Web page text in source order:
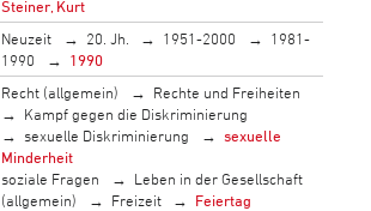
Steiner, Kurt
Neuzeit 20. Jh. 1951-2000
1981-
1990
1990
Recht (allgemein)
Rechte und Freiheiten
Kampf gegen die Diskriminierung
sexuelle Diskriminierung
sexuelle
Minderheit
soziale Fragen
Leben in der Gesellschaft
(allgemein)
Freizeit
Feiertag